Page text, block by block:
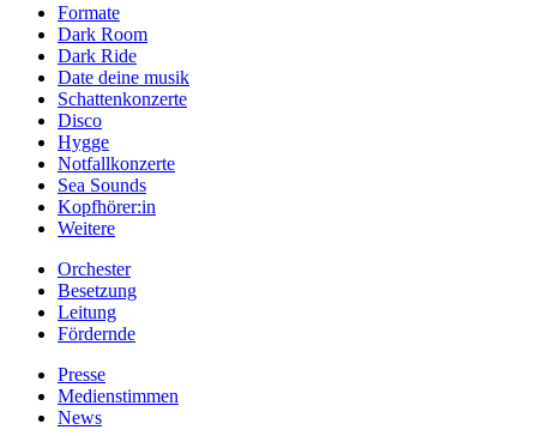
Formate
Dark Room
Dark Ride
Date deine musik
Schattenkonzerte
Disco
Hygge
Notfallkonzerte
Sea Sounds
Kopfhörer:in
Weitere
Orchester
Besetzung
Leitung
Fördernde
Presse
Medienstimmen
News